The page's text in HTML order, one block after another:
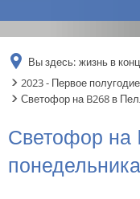
Вы здесь: жизнь в
2023 - Первое полугодие
Светофор на B268 в
Светофор на